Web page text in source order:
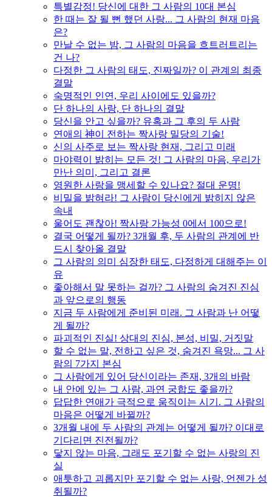
특별감정! 당신에 대한 그 사람의 10대 본심
한 때는 잘 될 뻔 했던 사랑... 그 사람의 현재 마음
은?
만날 수 없는 밤, 그 사람의 마음을 흐트러트리는
건 나?
다정한 그 사람의 태도, 진짜일까? 이 관계의 최종
결말
숙명적인 인연, 우리 사이에도 있을까?
단 하나의 사랑, 단 하나의 결말
당신을 안고 싶을까? 유혹과 그 후의 두 사람
연애의 神이 전하는 짝사랑 밀당의 기술!
신의 사주로 보는 짝사랑 현재, 그리고 미래
마야력이 밝히는 모든 것! 그 사람의 마음, 우리가
만난 의미, 그리고 결론
영원한 사랑을 맹세할 수 있나요? 절대 운명!
비밀을 밝혀라! 그 사람이 당신에게 밝히지 않은
속내
울어도 괜찮아! 짝사랑 가능성 0에서 100으로!
결국 어떻게 될까? 3개월 후, 두 사람의 관계에 반
드시 찾아올 결말
그 사람의 의미 심장한 태도, 다정하게 대해주는 이
유
좋아해서 말 못하는 걸까? 그 사람의 숨겨진 진심
과 앞으로의 행동
지금 두 사람에게 준비된 미래. 그 사람과 난 어떻
게 될까?
파괴적인 진실! 상대의 진심, 본성, 비밀, 거짓말
할 수 없는 말, 전하고 싶은 것, 숨겨진 욕망... 그 사
람의 7가지 본심
그 사람에게 있어 당신이라는 존재, 3개의 바람
내 안에 있는 그 사람, 과연 궁합도 좋을까?
답답한 연애가 극적으로 움직이는 시기. 그 사람의
마음은 어떻게 바뀔까?
3개월 내에 두 사람의 관계는 어떻게 될까? 이대로
기다리면 진전될까?
닿지 않는 마음, 그래도 포기할 수 없는 사랑의 진
실
애틋하고 괴롭지만 포기할 수 없는 사랑, 언젠가 성
취될까?